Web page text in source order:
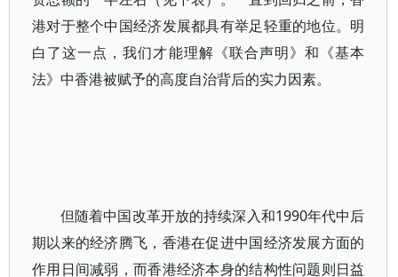
港对于整个中国经济发展都具有举足轻重的地位。明
白了这一点，我们才能理解《联合声明》和《基本
法》中香港被赋予的高度自治背后的实力因素。
但随着中国改革开放的持续深入和1990年代中后
期以来的经济腾飞，香港在促进中国经济发展方面的
作用日间减弱，而香港经济本身的结构性问题则日益